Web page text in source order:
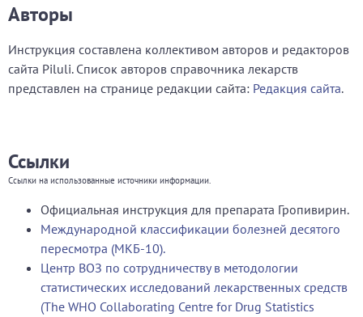
Авторы
Инструкция составлена коллективом авторов и редакторов
сайта Piluli. Список авторов справочника лекарств
представлен на странице редакции сайта: Редакция сайта.
Ссылки
Ссылки на использованные источники информации.
Официальная инструкция для препарата Гропивирин.
Международной классификации болезней десятого
пересмотра (МКБ-10).
Центр ВОЗ по сотрудничеству в методологии
статистических исследований лекарственных средств
(The WHO Collaborating Centre for Drug Statistics